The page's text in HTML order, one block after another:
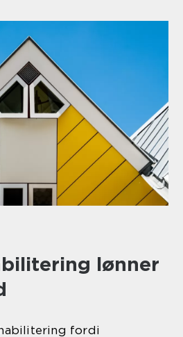
lønner
fordi